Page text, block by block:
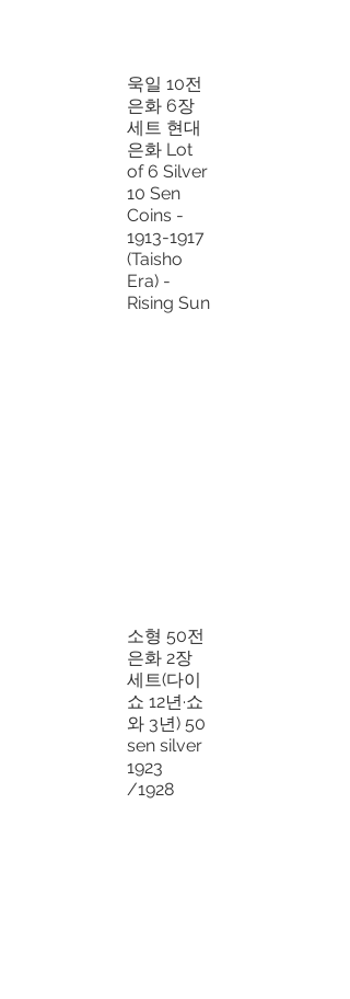
욱일 10전
은화 6장
세트 현대
은화 Lot
of 6 Silver
10 Sen
Coins -
1913-1917
(Taisho
Era) -
Rising Sun
소형 50전
은화 2장
세트(다이
쇼 12년·쇼
와 3년) 50
sen silver
1923
/1928